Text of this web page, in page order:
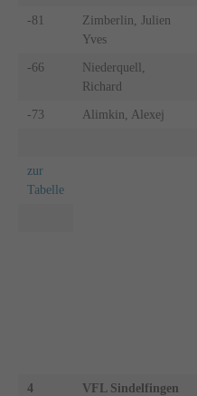
-81
Zimberlin, Julien
Yves
-66
Niederquell,
Richard
-73 Alimkin, Alexej
zur
Tabelle
4
VFL Sindelfingen